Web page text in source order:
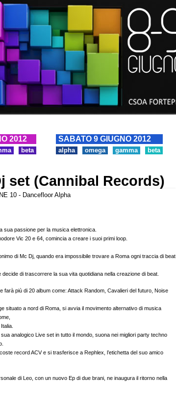
2012
beta
SABATO 9 GIUGNO 2012
alpha omega gamma beta
set (Cannibal Records)
10 - Dancefloor Alpha
sua passione per la musica elettronica.
Vic 20 e 64, comincia a creare i suoi primi loop.
di Mc Dj, quando era impossibile trovare a Roma ogni traccia di beat
di trascorrere la sua vita quotidiana nella creazione di beat.
farà più di 20 album come: Attack Random, Cavalieri del futuro, Noise
situato a nord di Roma, si avvia il movimento alternativo di musica
analogico Live set in tutto il mondo, suona nei migliori party techno
record ACV e si trasferisce a Rephlex, l’etichetta del suo amico
di Leo, con un nuovo Ep di due brani, ne inaugura il ritorno nella